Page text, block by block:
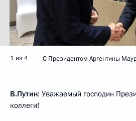
1 из 4 С Президентом Аргентины
В.Путин: Уважаемый господин
коллеги!